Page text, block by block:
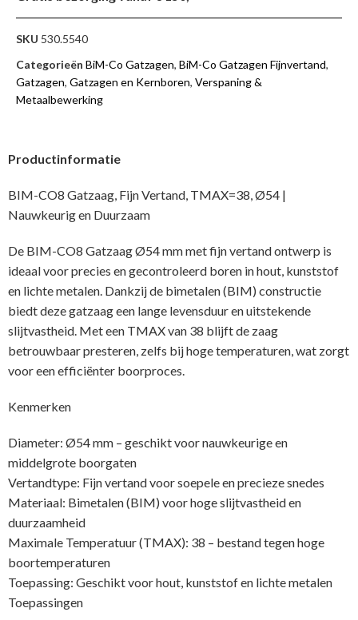
SKU 530.5540
Categorieën BiM-Co Gatzagen, BiM-Co Gatzagen Fijnvertand,
Gatzagen, Gatzagen en Kernboren, Verspaning &
Metaalbewerking
Productinformatie
BIM-CO8 Gatzaag, Fijn Vertand, TMAX=38, Ø54 |
Nauwkeurig en Duurzaam
De BIM-CO8 Gatzaag Ø54 mm met fijn vertand ontwerp is
ideaal voor precies en gecontroleerd boren in hout, kunststof
en lichte metalen. Dankzij de bimetalen (BIM) constructie
biedt deze gatzaag een lange levensduur en uitstekende
slijtvastheid. Met een TMAX van 38 blijft de zaag
betrouwbaar presteren, zelfs bij hoge temperaturen, wat zorgt
voor een efficiënter boorproces.
Kenmerken
Diameter: Ø54 mm – geschikt voor nauwkeurige en
middelgrote boorgaten
Vertandtype: Fijn vertand voor soepele en precieze snedes
Materiaal: Bimetalen (BIM) voor hoge slijtvastheid en
duurzaamheid
Maximale Temperatuur (TMAX): 38 – bestand tegen hoge
boortemperaturen
Toepassing: Geschikt voor hout, kunststof en lichte metalen
Toepassingen